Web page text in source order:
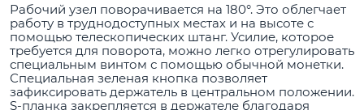
Рабочий узел поворачивается на 180°. Это облегчает
работу в труднодоступных местах и на высоте с
помощью телескопических штанг. Усилие, которое
требуется для поворота, можно легко отрегулировать
специальным винтом с помощью обычной монетки.
Специальная зеленая кнопка позволяет
зафиксировать держатель в центральном положении.
S-планка закрепляется в держателе благодаря